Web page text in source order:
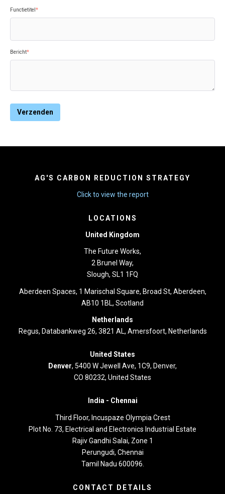
Functietitel*
Bericht*
AG'S CARBON REDUCTION STRATEGY
Click to view the report
LOCATIONS
United Kingdom
The Future Works,
2 Brunel Way,
Slough, SL1 1FQ
Aberdeen Spaces, 1 Marischal Square, Broad St, Aberdeen,
AB10 1BL, Scotland
Netherlands
Regus, Databankweg 26, 3821 AL, Amersfoort, Netherlands
United States
Denver, 5400 W Jewell Ave, 1C9, Denver,
CO 80232, United States
India - Chennai
Third Floor, Incuspaze Olympia Crest
Plot No. 73, Electrical and Electronics Industrial Estate
Rajiv Gandhi Salai, Zone 1
Perungudi, Chennai
Tamil Nadu 600096.
CONTACT DETAILS